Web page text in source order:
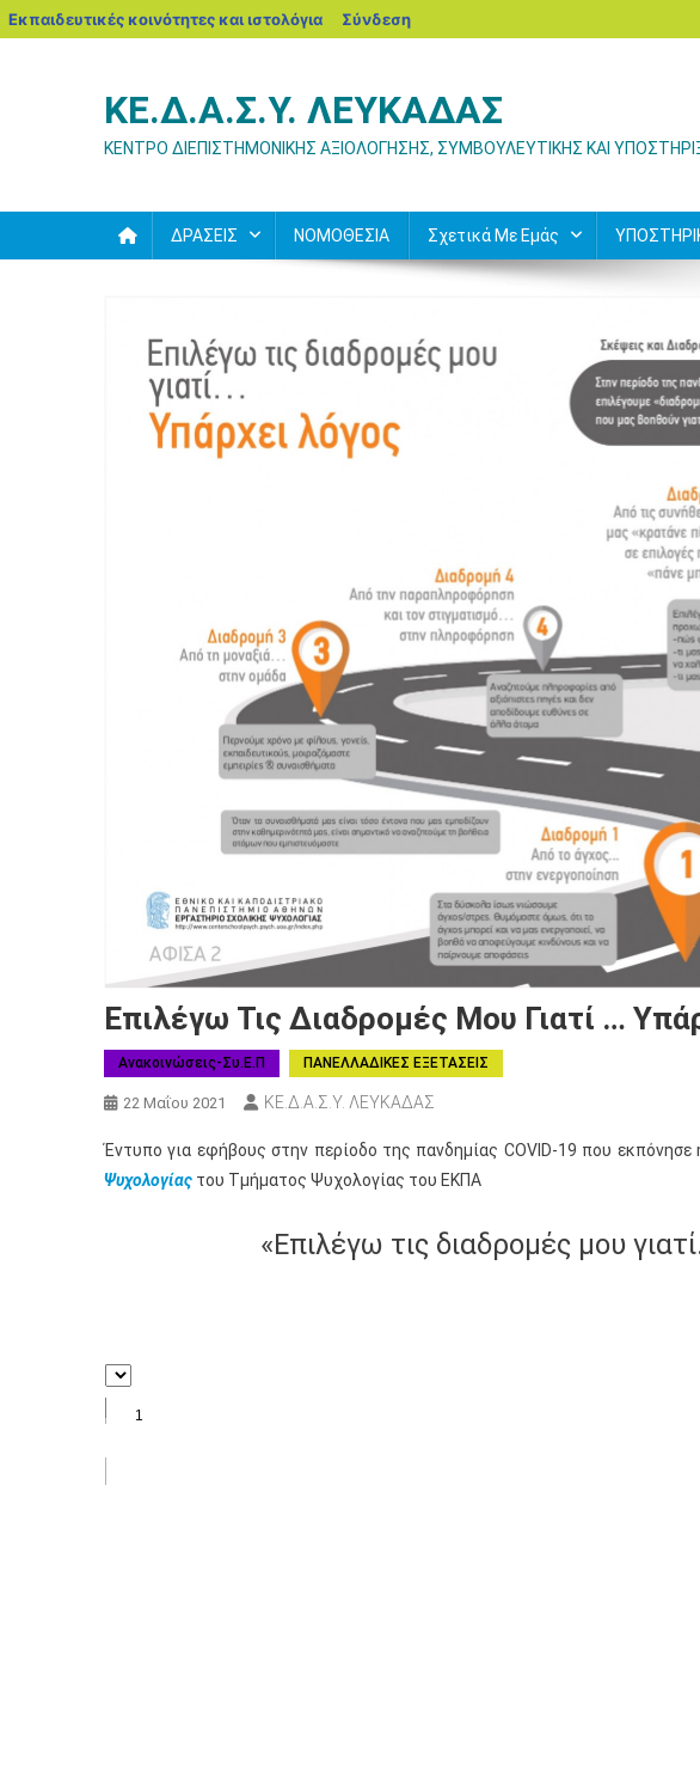
Εκπαιδευτικές κοινότητες και ιστολόγια blogs.sch.gr
Σύνδεση
ΚΕ.Δ.Α.Σ.Υ. ΛΕΥΚΑΔΑΣ
ΚΕΝΤΡΟ ΔΙΕΠΙΣΤΗΜΟΝΙΚΗΣ ΑΞΙΟΛΟΓΗΣΗΣ, ΣΥΜΒΟΥΛΕΥΤΙΚΗΣ ΚΑΙ
ΔΡΑΣΕΙΣ ΝΟΜΟΘΕΣΙΑ Σχετικά Με Εμάς
Επιλέγω Τις Διαδρομές Μου Γιατί …
Ανακοινώσεις-Συ.Ε.Π ΠΑΝΕΛΛΑΔΙΚΕΣ ΕΞΕΤΑΣΕΙΣ
22 Μαΐου 2021 ΚΕ.Δ.Α.Σ.Υ. ΛΕΥΚΑΔΑΣ
Έντυπο για εφήβους στην περίοδο της πανδημίας COVID-19 που εκπόνησε
Ψυχολογίας του Τμήματος Ψυχολογίας του ΕΚΠΑ
«Επιλέγω τις διαδρομές μου